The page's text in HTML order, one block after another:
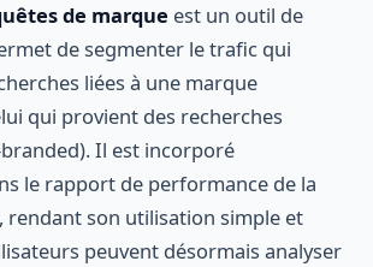
de marque est un outil de
de segmenter le trafic qui
liées à une marque
qui provient des recherches
Il est incorporé
le rapport de performance de la
rendant son utilisation simple et
peuvent désormais analyser